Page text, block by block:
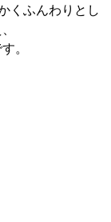
くふんわりとし
。